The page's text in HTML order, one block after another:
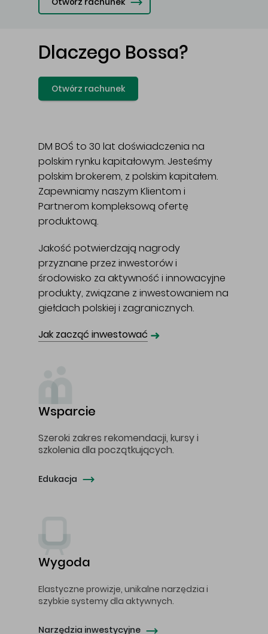
Dlaczego Bossa?
Otwórz rachunek
DM BOŚ to 30 lat doświadczenia na
polskim rynku kapitałowym. Jesteśmy
polskim brokerem, z polskim kapitałem.
Zapewniamy naszym Klientom i
Partnerom kompleksową ofertę
produktową.
Jakość potwierdzają nagrody
przyznane przez inwestorów i
środowisko za aktywność i innowacyjne
produkty, związane z inwestowaniem na
giełdach polskiej i zagranicznych.
Jak zacząć inwestować ➜
Wsparcie
Szeroki zakres rekomendacji, kursy i
szkolenia dla początkujących.
Edukacja
Wygoda
Elastyczne prowizje, unikalne narzędzia i
szybkie systemy dla aktywnych.
Narzędzia inwestycyjne